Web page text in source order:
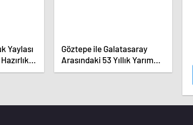
Yaylası
Göztepe ile Galatasaray
Arasındaki 53 Yıllık Yarım
Kupa Hikayesi